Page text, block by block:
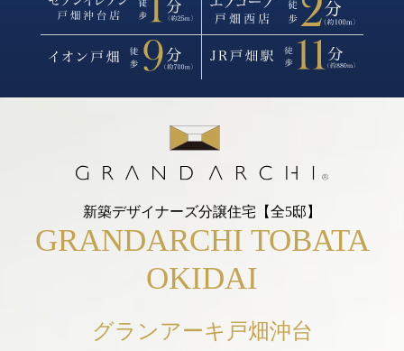
新築デザイナーズ分譲住宅【全5邸】
GRANDARCHI TOBATA
OKIDAI
グランアーキ戸畑沖台